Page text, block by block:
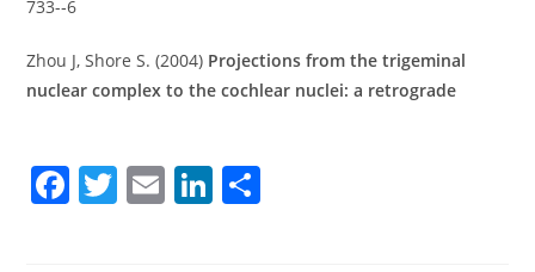
733-­‐6
Zhou J, Shore S. (2004) Projections from the trigeminal
nuclear complex to the cochlear nuclei: a retrograde
F T E Li